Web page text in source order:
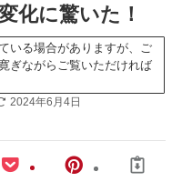
化に驚いた！
いる場合がありますが、ご
ぎながらご覧いただければ
2024年6月4日